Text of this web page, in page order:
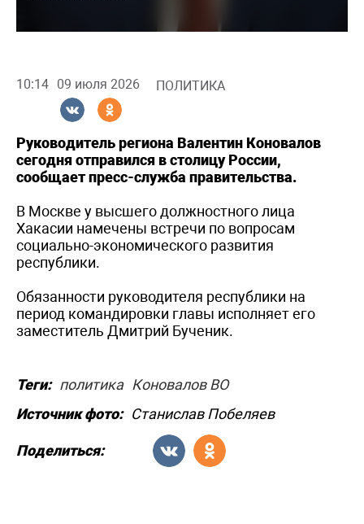
10:14 09 июля 2026 ПОЛИТИКА
Руководитель региона Валентин Коновалов
сегодня отправился в столицу России,
сообщает пресс-служба правительства.
В Москве у высшего должностного лица
Хакасии намечены встречи по вопросам
социально-экономического развития
республики.
Обязанности руководителя республики на
период командировки главы исполняет его
заместитель Дмитрий Бученик.
Теги: политика Коновалов ВО
Источник фото: Станислав Побеляев
Поделиться: